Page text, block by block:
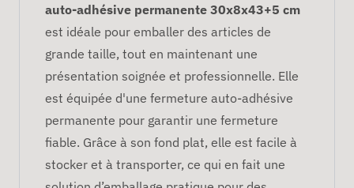
auto-adhésive permanente 30x8x43+5 cm
est idéale pour emballer des articles de
grande taille, tout en maintenant une
présentation soignée et professionnelle. Elle
est équipée d'une fermeture auto-adhésive
permanente pour garantir une fermeture
fiable. Grâce à son fond plat, elle est facile à
stocker et à transporter, ce qui en fait une